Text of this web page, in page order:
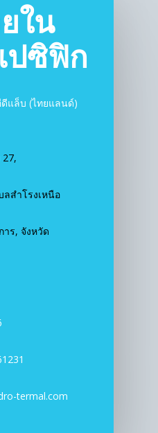
ใน
ปซิฟิก
แล็บ (ไทยแลนด์)
ลสำโรงเหนือ
าร, จังหวัด
termal.com